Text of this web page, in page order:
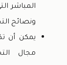
المباشر
ونصائح
يمكن أن
مجال